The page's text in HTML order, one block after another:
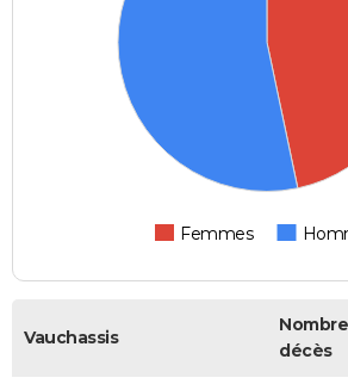
Femmes
Vauchassis
décès